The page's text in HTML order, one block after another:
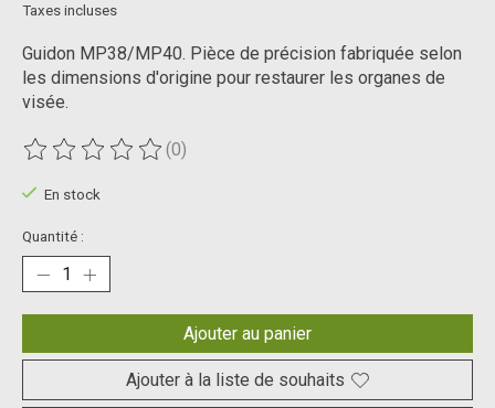
Taxes incluses
Guidon MP38/MP40. Pièce de précision fabriquée selon
les dimensions d'origine pour restaurer les organes de
visée.
Ce produit est évalué à
(0)
En stock
Quantité :
Ajouter au panier
Ajouter à la liste de souhaits